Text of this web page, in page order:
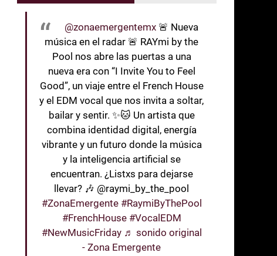
@zonaemergentemx 🚨 Nueva
música en el radar 🚨 RAYmi by the
Pool nos abre las puertas a una
nueva era con “I Invite You to Feel
Good”, un viaje entre el French House
y el EDM vocal que nos invita a soltar,
bailar y sentir. ✨🐱 Un artista que
combina identidad digital, energía
vibrante y un futuro donde la música
y la inteligencia artificial se
encuentran. ¿Listxs para dejarse
llevar? 🎶 @raymi_by_the_pool
#ZonaEmergente #RaymiByThePool
#FrenchHouse #VocalEDM
#NewMusicFriday ♬ sonido original
- Zona Emergente